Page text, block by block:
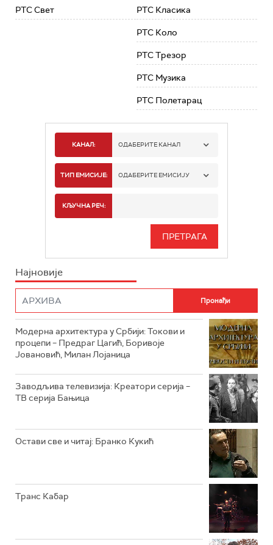
РТС Свет РТС Класика
РТС Коло
РТС Трезор
РТС Музика
РТС Полетарац
КАНАЛ: ОДАБЕРИТЕ КАНАЛ
РТС 1
РТС 3
РТС ЖИВОТ
РТС КОЛО
ТИП ЕМИСИЈЕ: ОДАБЕРИТЕ ЕМИСИЈУ
ИНФО
КЉУЧНА РЕЧ:
Најновије
Модерна архитектура у Србији: Токови и
процепи – Предраг Цагић, Боривоје
Јовановић, Милан Лојаница
Заводљива телевизија: Креатори серија –
ТВ серија Бањица
Остави све и читај: Бранко Кукић
Транс Кабар